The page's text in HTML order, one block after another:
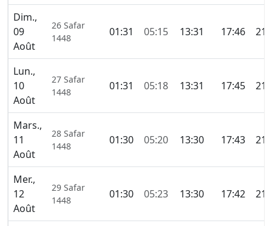
Dim.,
09
Août
26 Safar
1448
01:31 05:15 13:31 17:46
Lun.,
10
Août
27 Safar
1448
01:31 05:18 13:31 17:45
Mars.,
11
Août
28 Safar
1448
01:30 05:20 13:30 17:43
Mer.,
12
Août
29 Safar
1448
01:30 05:23 13:30 17:42